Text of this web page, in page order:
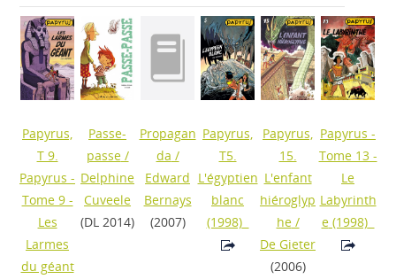
Papyrus,
T 9.
Papyrus -
Tome 9 -
Les
Larmes
du géant
Passe-
passe/
Delphine
Cuveele
(DL 2014)
Propagan
da /
Edward
Bernays
(2007)
Papyrus,
T5.
L'égyptien
blanc
(1998)
Papyrus,
15.
L'enfant
hiéroglyp
he/
De Gieter
(2006)
Papyrus -
Tome 13 -
Le
Labyrinth
e(1998)